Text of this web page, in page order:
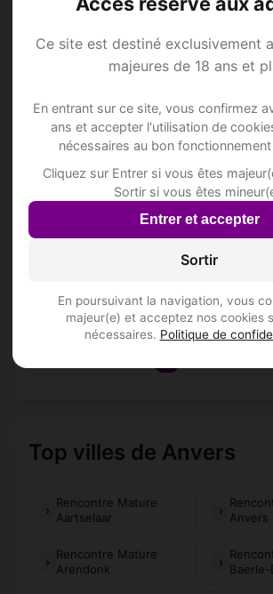
Ce site est destiné exclusivement
majeures de 18 ans et
En entrant sur ce site, vous confirmez
ans et accepter l'utilisation de
nécessaires au bon
Cliquez sur Entrer si vous êtes
Sortir si vous êtes
Entrer et accepter
Sortir
En poursuivant la navigation, vous
majeur(e) et acceptez nos cookies
nécessaires. Politique de
ALTA RIPA II
Engelstraat 6
KEMPENSE HOTEL MAATSCHAPPIJ
Corsendonk 5
PatriGelu
Steenweg op Turnhout 106
Inscris-toi pour voir le n°
Inscris-toi pour voir le n°
Top villes de Anvers
Rencontre Mature
Aartselaar
Anvers
Rencontre Mature
Arendonk
Baerle-